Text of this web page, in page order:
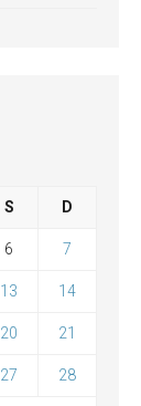
S D
6 7
13 14
20 21
27 28